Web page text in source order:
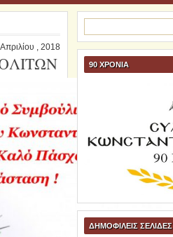
, 2018
για:
90 ΧΡΟΝΙΑ
ΔΗΜΟΦΙΛΕΙΣ ΣΕΛΙΔΕΣ